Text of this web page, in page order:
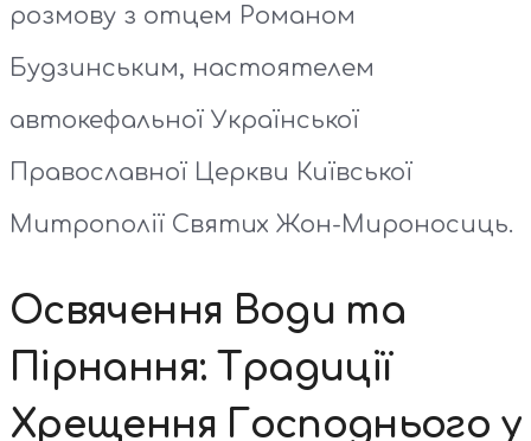
розмову з отцем Романом
Будзинським, настоятелем
автокефальної Української
Православної Церкви Київської
Митрополії Святих Жон-Мироносиць.
Освячення Води та
Пірнання: Традиції
Хрещення Господнього у